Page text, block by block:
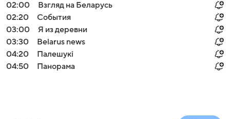
02:00
Взгляд на Беларусь
02:20
События
03:00
Я из деревни
03:30
Belarus news
04:20
Палешукi
04:50
Панорама